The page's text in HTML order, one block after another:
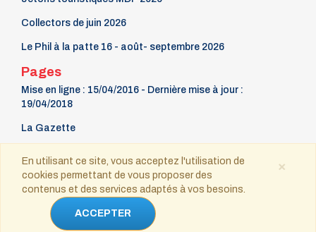
Collectors de juin 2026
Le Phil à la patte 16 - août- septembre 2026
Pages
Mise en ligne : 15/04/2016 - Dernière mise à jour :
19/04/2018
La Gazette
Contact
Copyright © 2021-2025 tous droits réservés
×
En utilisant ce site, vous acceptez l'utilisation de
cookies permettant de vous proposer des
contenus et des services adaptés à vos besoins.
ACCEPTER